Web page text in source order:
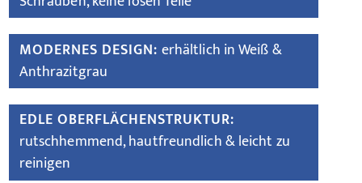
MODERNES DESIGN: erhältlich in Weiß &
Anthrazitgrau
EDLE OBERFLÄCHENSTRUKTUR:
rutschhemmend, hautfreundlich & leicht zu
reinigen